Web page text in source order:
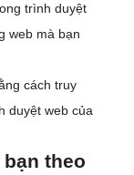
trình duyệt
web mà bạn
cách truy
duyệt web của
theo